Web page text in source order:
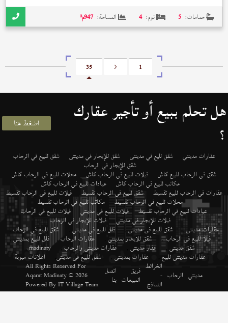
حمامات: 5 نوم: 4 المساحة: 947م²
1
<
35
هل تحلم ببيع أو تأجير عقارك
؟ اضغط هنا
عقارات مدينتي شقق لليع في مدينتى شقق للإيجار في مدينتى شقق للبيع في الرحاب
شقق للإيجار في الرحاب
شقق في الرحاب للبيع كاش فيلات للبيع في الرحاب كاش محلات للبيع في الرحاب كاش
مكاتب للبيع في الرحاب كاش عيادات للبيع في الرحاب كاش
عقارات في الرحاب للبيع تقسيط شقق للبيع في الرحاب تقسيط فيلات للبيع في الرحاب تقسيط
محلات للبيع في الرحاب تقسيط مكاتب للبيع في الرحاب تقسيط
عيادات للبيع في الرحاب تقسيط فيلات للبيع في مدينتي فيلات للبيع في الرحاب
فيلات للإيجار في مدينتي فيلات للإيجار في الرحاب
عقارات مدينتى , شقق للبيع فى مدينتى , فلل للبيع في مدينتي , شقق للبيع في الرحاب
فيلا للبيع فى الرحاب, شقق للايجار بمدينتي عقارات الرحاب, فلل للبيع بمدينتى ,
شقق مدينتى , عقار مدينتى عقارات مدينتى والرحاب madinaty
,
عقارات مدينتى للبيع عقارات بمدينتى شقق للبيع فى مدينتى
اعلانات مبوبة
مدينتي الرحاب
الخرائط
-
النماذج
فريق
المبيعات
اتصل
بنا
All Rights Reserved For
Aqarat Madinaty© 2026
Powered ByIT Village Team